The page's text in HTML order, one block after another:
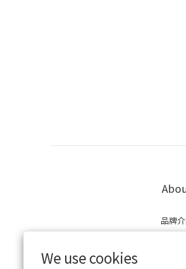
We use cookies
品牌
現有